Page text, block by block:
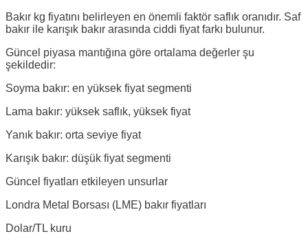
Bakır kg fiyatını belirleyen en önemli faktör saflık oranıdır. Saf
bakır ile karışık bakır arasında ciddi fiyat farkı bulunur.
Güncel piyasa mantığına göre ortalama değerler şu
şekildedir:
Soyma bakır: en yüksek fiyat segmenti
Lama bakır: yüksek saflık, yüksek fiyat
Yanık bakır: orta seviye fiyat
Karışık bakır: düşük fiyat segmenti
Güncel fiyatları etkileyen unsurlar
Londra Metal Borsası (LME) bakır fiyatları
Dolar/TL kuru